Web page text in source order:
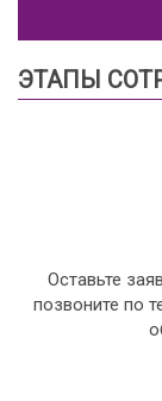
ЭТАПЫ
Оставьте
позвоните по